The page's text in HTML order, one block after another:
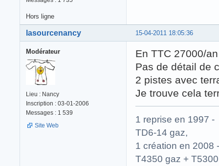
Hors ligne
15-04-2011 18:05:36
lasourcenancy
Modérateur
Lieu : Nancy
Inscription : 03-01-2006
Messages : 1 539
Site Web
En TTC 27000/
Pas de détail de
2 pistes avec
Je trouve cela
1 reprise en 1997
TD6-14 gaz,
1 création en 2008
T4350 gaz +